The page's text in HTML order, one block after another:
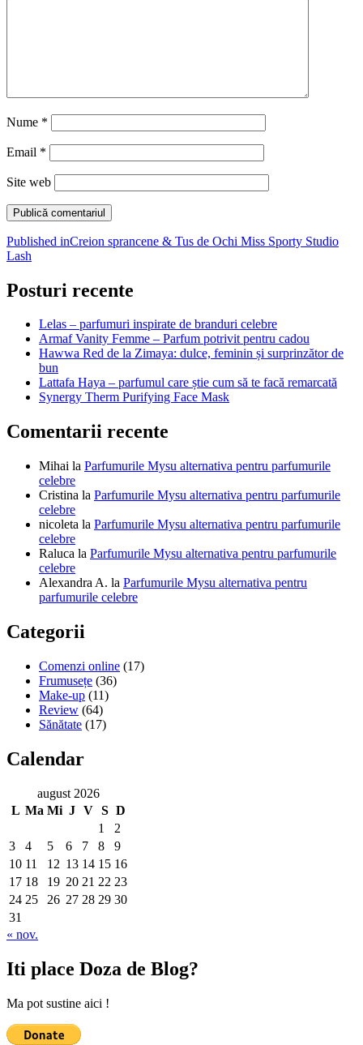
Nume *
Email *
Site web
Navigare
în
articole
Published inCreion sprancene & Tus de Ochi Miss Sporty Studio
Lash
Posturi recente
Lelas – parfumuri inspirate de branduri celebre
Armaf Vanity Femme – Parfum potrivit pentru cadou
Hawwa Red de la Zimaya: dulce, feminin și surprinzător de
bun
Lattafa Haya – parfumul care știe cum să te facă remarcată
Synergy Therm Purifying Face Mask
Comentarii recente
Mihai la Parfumurile Mysu alternativa pentru parfumurile
celebre
Cristina la Parfumurile Mysu alternativa pentru parfumurile
celebre
nicoleta la Parfumurile Mysu alternativa pentru parfumurile
celebre
Raluca la Parfumurile Mysu alternativa pentru parfumurile
celebre
Alexandra A. la Parfumurile Mysu alternativa pentru
parfumurile celebre
Categorii
Comenzi online (17)
Frumusețe (36)
Make-up (11)
Review (64)
Sănătate (17)
Calendar
august 2026
L Ma Mi J V S D
1
2
3
4 5 6 7 8
9
10 11 12 13 14 15 16
17 18 19 20 21 22 23
24 25 26 27 28 29 30
31
« nov.
Iti place Doza de Blog?
Ma pot sustine aici !